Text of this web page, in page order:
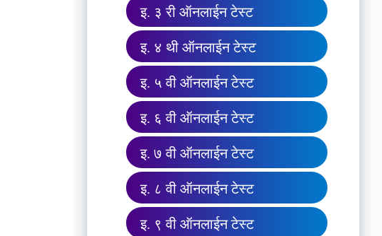
इ. ३ री ऑनलाईन टेस्ट
इ. ४ थी ऑनलाईन टेस्ट
इ. ५ वी ऑनलाईन टेस्ट
इ. ६ वी ऑनलाईन टेस्ट
इ. ७ वी ऑनलाईन टेस्ट
इ. ८ वी ऑनलाईन टेस्ट
इ. ९ वी ऑनलाईन टेस्ट